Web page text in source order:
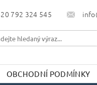
792 324 545
OBCHODNÍ PODMÍNKY